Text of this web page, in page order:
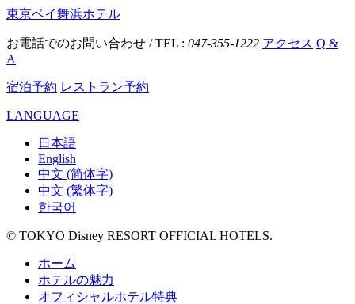
東京ベイ舞浜ホテル
お電話でのお問い合わせ / TEL : 047-355-1222 アクセス Q &
A
宿泊予約 レストラン予約
LANGUAGE
日本語
English
中文 (简体字)
中文 (繁体字)
한국어
© TOKYO Disney RESORT OFFICIAL HOTELS.
ホーム
ホテルの魅力
オフィシャルホテル特典